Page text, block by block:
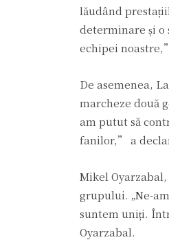
lăudând
determinare și o
echipei
De asemenea,
marcheze două
am putut să
fanilor,” a
Mikel
grupului. „Ne-
suntem uniți.
Oyarzabal.